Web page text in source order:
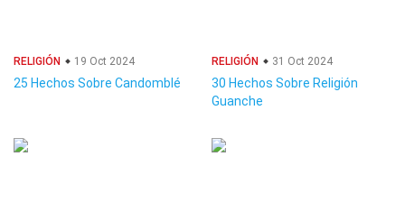
RELIGIÓN 19 Oct 2024
25 Hechos Sobre Candomblé
RELIGIÓN 31 Oct 2024
30 Hechos Sobre Religión
Guanche